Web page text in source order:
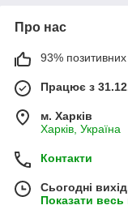
Про нас
93% позитивних
Працює з
м. Харків
Харків, Україна
Контакти
Сьогодні
Показати весь